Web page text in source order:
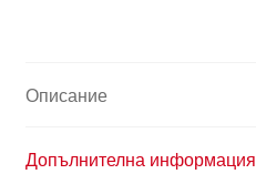
Описание
Допълнителна информация